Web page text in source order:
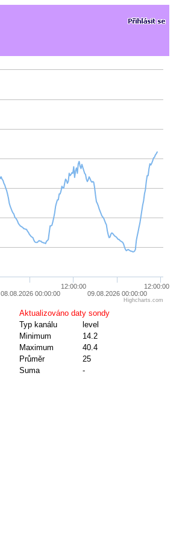
08.08.2026 00:00:00
12:00:00
09.08.2026 00:00:00
12:00:00
Highcharts.com
Aktualizováno daty sondy
Typ kanálu
level
Minimum
14.2
Maximum
40.4
Průměr
25
Suma
-